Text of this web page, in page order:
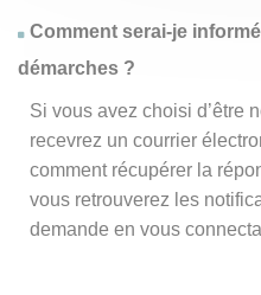
Comment serai-je
démarches ?
Si vous avez choisi d’être
recevrez un courrier
comment récupérer la
vous retrouverez les
demande en vous